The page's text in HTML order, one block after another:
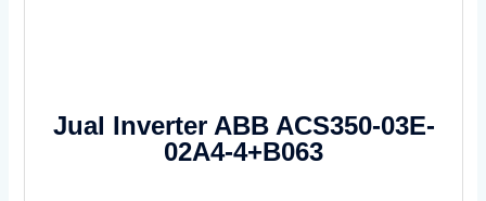
Jual Inverter ABB ACS350-03E-
02A4-4+B063